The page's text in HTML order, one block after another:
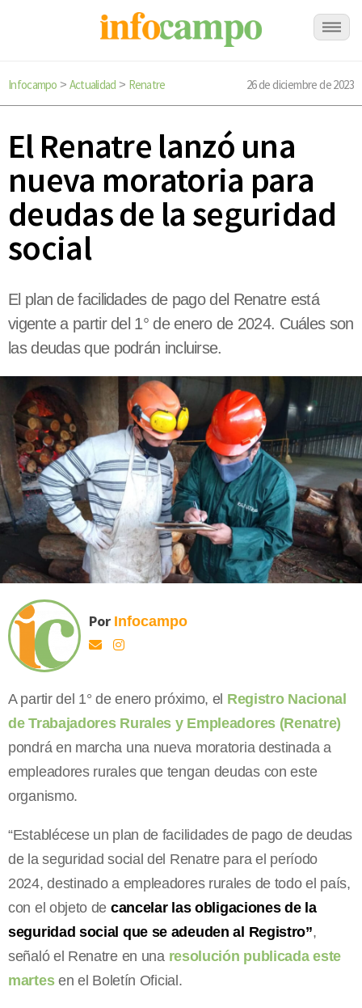
Infocampo > Actualidad > Renatre 26 de diciembre de 2023
El Renatre lanzó una
nueva moratoria para
deudas de la seguridad
social
El plan de facilidades de pago del Renatre está
vigente a partir del 1° de enero de 2024. Cuáles son
las deudas que podrán incluirse.
Por Infocampo
A partir del 1° de enero próximo, el Registro Nacional
de Trabajadores Rurales y Empleadores (Renatre)
pondrá en marcha una nueva moratoria destinada a
empleadores rurales que tengan deudas con este
organismo.
“Establécese un plan de facilidades de pago de deudas
de la seguridad social del Renatre para el período
2024, destinado a empleadores rurales de todo el país,
con el objeto de cancelar las obligaciones de la
seguridad social que se adeuden al Registro”,
señaló el Renatre en una resolución publicada este
martesen el Boletín Oficial.